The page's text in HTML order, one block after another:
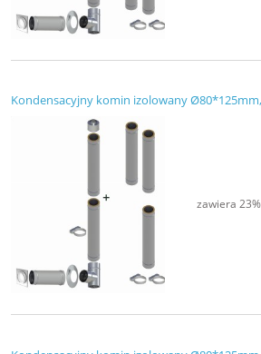
Kondensacyjny komin izolowany
zawiera